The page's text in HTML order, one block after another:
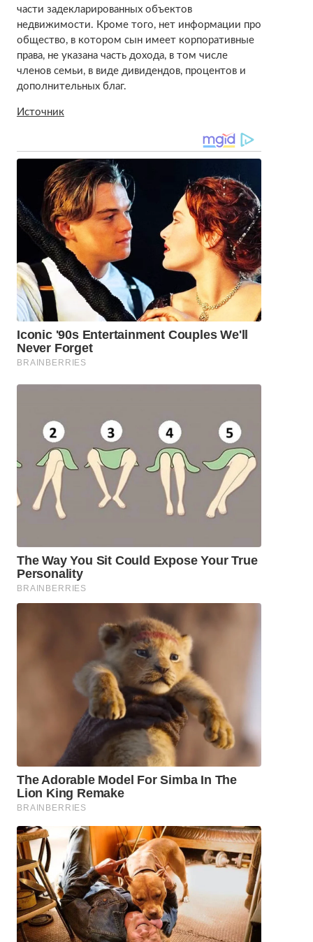
части задекларированных объектов
недвижимости. Кроме того, нет информации про
общество, в котором сын имеет корпоративные
права, не указана часть дохода, в том числе
членов семьи, в виде дивидендов, процентов и
дополнительных благ.
Источник